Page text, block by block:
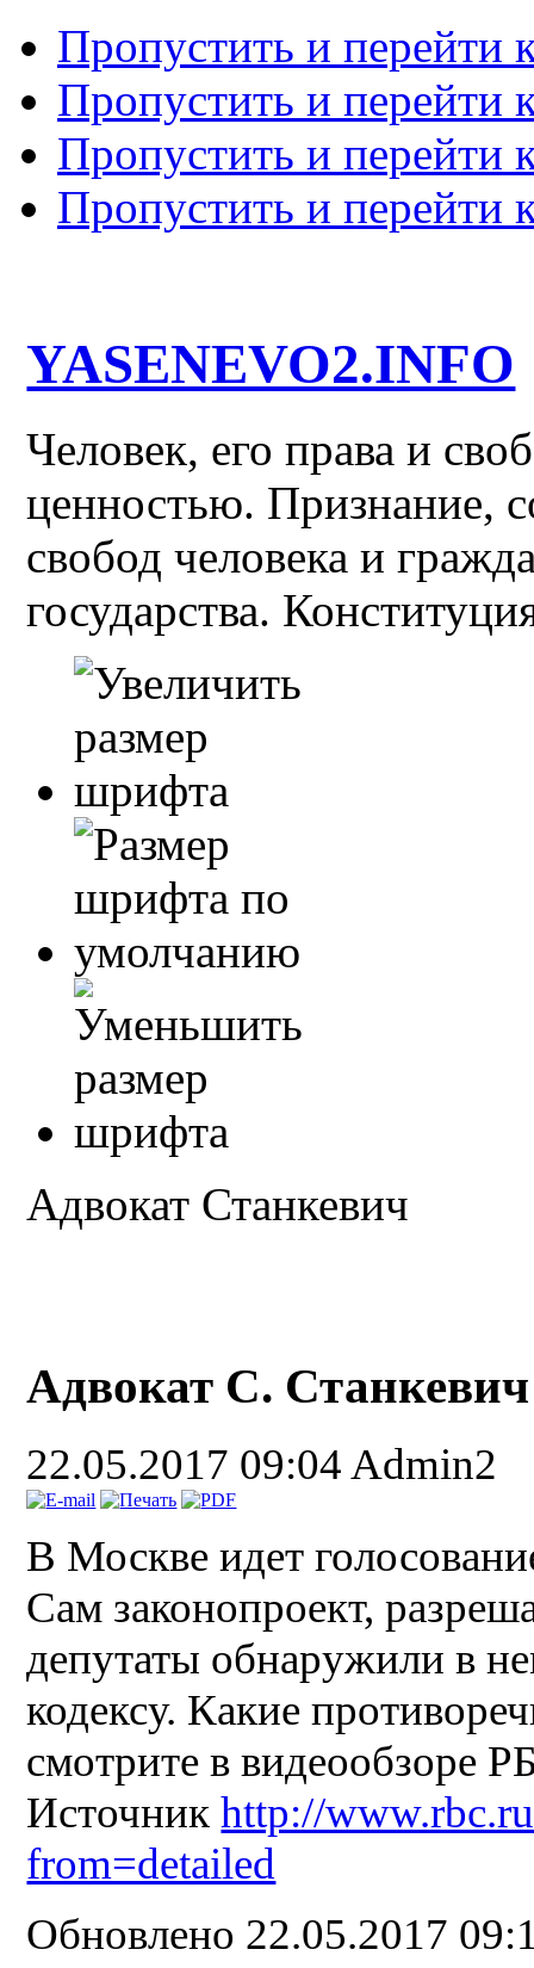
Пропустить и перейти
Пропустить и перейти
Пропустить и перейти
Пропустить и перейти
YASENEVO2.INFO
Человек, его права и
ценностью. Признание,
свобод человека и
государства.
Адвокат Станкевич
Адвокат С.
22.05.2017 09:04 Admin2
В Москве идет
Сам законопроект,
депутаты обнаружили в
кодексу. Какие
смотрите в видеообзоре
Источникhttp://
from=detailed
Обновлено 22.05.2017